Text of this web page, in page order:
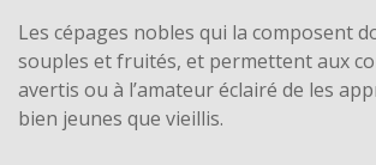
Les cépages nobles qui la composent
souples et fruités, et permettent aux
avertis ou à l’amateur éclairé de les
bien jeunes que vieillis.